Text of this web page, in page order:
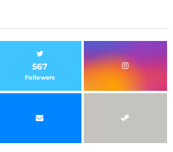
567
Followers